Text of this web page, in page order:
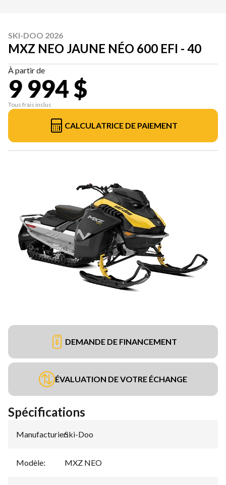
SKI-DOO 2026
MXZ NEO JAUNE NÉO 600 EFI - 40
À partir de
9 994 $
Tous frais inclus
CALCULATRICE DE PAIEMENT
DEMANDE DE FINANCEMENT
ÉVALUATION DE VOTRE ÉCHANGE
Spécifications
Manufacturier:
Ski-Doo
Modèle: MXZ NEO